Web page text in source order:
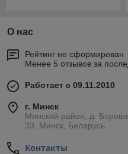
О нас
Рейтинг не сформирован
Менее 5 отзывов за
Работает с 09.11.2010
г. Минск
Минский район, д.
33, Минск, Беларусь
Контакты